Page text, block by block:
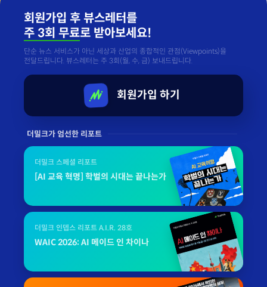
회원가입 후 뷰스레터를
주 3회 무료로 받아보세요!
단순 뉴스 서비스가 아닌 세상과 산업의 종합적인 관점(Viewpoints)을
전달드립니다. 뷰스레터는 주 3회(월, 수, 금) 보내드립니다.
회원가입 하기
더밀크가 엄선한 리포트
더밀크 스페셜 리포트
[AI 교육 혁명] 학벌의 시대는 끝나는가
더밀크 인뎁스 리포트 A.I.R. 28호
WAIC 2026: AI 메이드 인 차이나